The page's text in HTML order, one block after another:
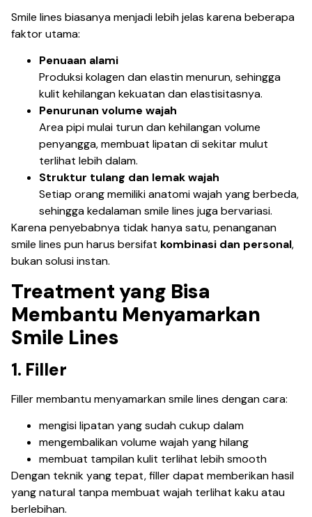
Smile lines biasanya menjadi lebih jelas karena beberapa
faktor utama:
Penuaan alami
Produksi kolagen dan elastin menurun, sehingga
kulit kehilangan kekuatan dan elastisitasnya.
Penurunan volume wajah
Area pipi mulai turun dan kehilangan volume
penyangga, membuat lipatan di sekitar mulut
terlihat lebih dalam.
Struktur tulang dan lemak wajah
Setiap orang memiliki anatomi wajah yang berbeda,
sehingga kedalaman smile lines juga bervariasi.
Karena penyebabnya tidak hanya satu, penanganan
smile lines pun harus bersifat kombinasi dan personal,
bukan solusi instan.
Treatment yang Bisa
Membantu Menyamarkan
Smile Lines
1. Filler
Filler membantu menyamarkan smile lines dengan cara:
mengisi lipatan yang sudah cukup dalam
mengembalikan volume wajah yang hilang
membuat tampilan kulit terlihat lebih smooth
Dengan teknik yang tepat, filler dapat memberikan hasil
yang natural tanpa membuat wajah terlihat kaku atau
berlebihan.